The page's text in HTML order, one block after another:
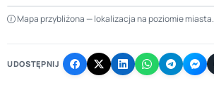
+
−
Mapa przybliżona — lokalizacja na poziomie miasta.
UDOSTĘPNIJ